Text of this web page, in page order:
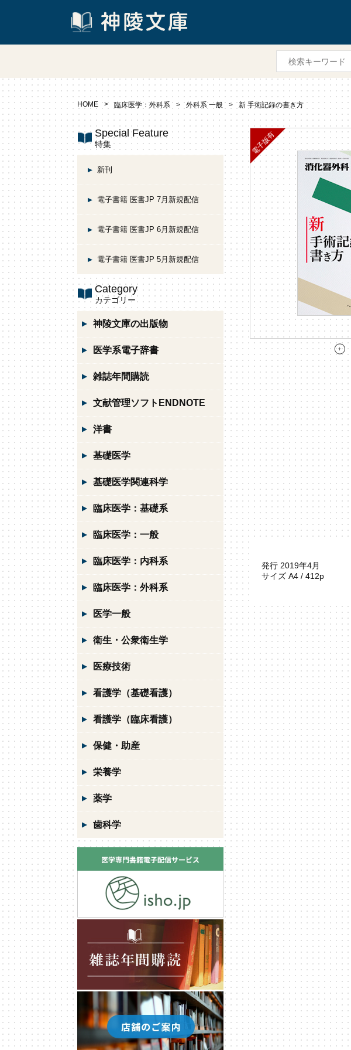
HOME 臨床医学：外科系 外科系 一般 新 手術記録の書き方
発行 2019年4月
サイズ A4 / 412p
Special Feature
特集
新刊
電子書籍 医書JP 7月新規配信
電子書籍 医書JP 6月新規配信
電子書籍 医書JP 5月新規配信
Category
カテゴリー
神陵文庫の出版物
医学系電子辞書
雑誌年間購読
文献管理ソフトENDNOTE
洋書
基礎医学
基礎医学関連科学
臨床医学：基礎系
臨床医学：一般
臨床医学：内科系
臨床医学：外科系
医学一般
衛生・公衆衛生学
医療技術
看護学（基礎看護）
看護学（臨床看護）
保健・助産
栄養学
薬学
歯科学